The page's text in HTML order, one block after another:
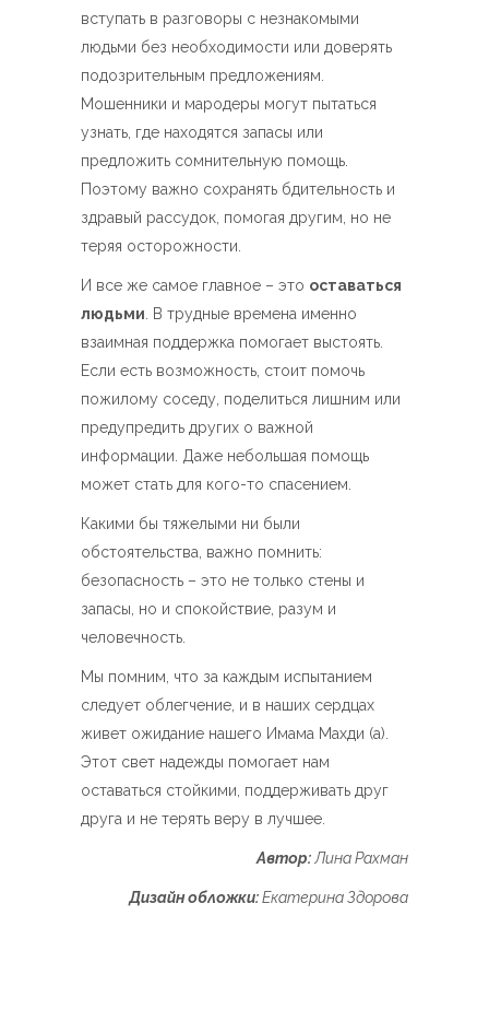
вступать в разговоры с незнакомыми
людьми без необходимости или доверять
подозрительным предложениям.
Мошенники и мародеры могут пытаться
узнать, где находятся запасы или
предложить сомнительную помощь.
Поэтому важно сохранять бдительность и
здравый рассудок, помогая другим, но не
теряя осторожности.
И все же самое главное – это оставаться
людьми . В трудные времена именно
взаимная поддержка помогает выстоять.
Если есть возможность, стоит помочь
пожилому соседу, поделиться лишним или
предупредить других о важной
информации. Даже небольшая помощь
может стать для кого-то спасением.
Какими бы тяжелыми ни были
обстоятельства, важно помнить:
безопасность – это не только стены и
запасы, но и спокойствие, разум и
человечность.
Мы помним, что за каждым испытанием
следует облегчение, и в наших сердцах
живет ожидание нашего Имама Махди (а).
Этот свет надежды помогает нам
оставаться стойкими, поддерживать друг
друга и не терять веру в лучшее.
Автор: Лина Рахман
Дизайн обложки:Екатерина Здорова